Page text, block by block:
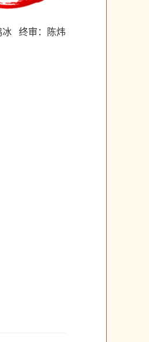
冰 终审：陈炜